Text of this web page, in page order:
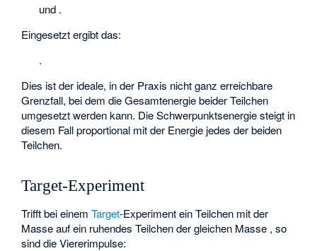
und .
Eingesetzt ergibt das:
.
Dies ist der ideale, in der Praxis nicht ganz erreichbare
Grenzfall, bei dem die Gesamtenergie beider Teilchen
umgesetzt werden kann. Die Schwerpunktsenergie steigt in
diesem Fall proportional mit der Energie jedes der beiden
Teilchen.
Target-Experiment
Trifft bei einemTarget-Experiment ein Teilchen mit der
Masseauf ein ruhendes Teilchen der gleichen Masse , so
sind die Viererimpulse: